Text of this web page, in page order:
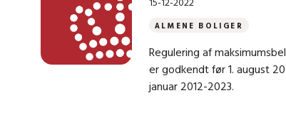
ALMENE BOLIGER
Regulering af
er godkendt før 1. august
januar 2012-2023.